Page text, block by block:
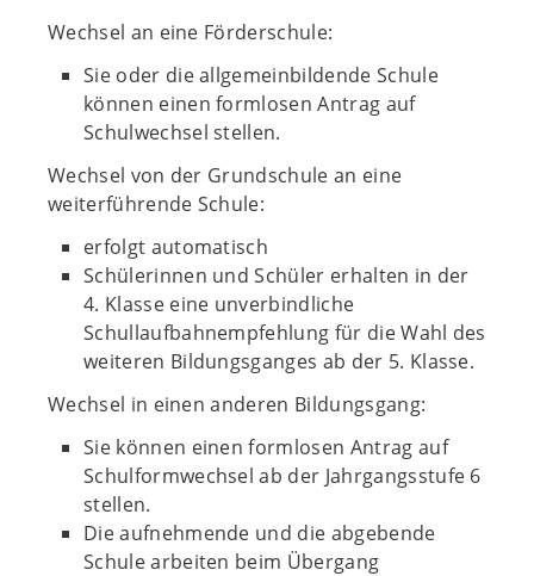
Wechsel an eine Förderschule:
Sie oder die allgemeinbildende Schule
können einen formlosen Antrag auf
Schulwechsel stellen.
Wechsel von der Grundschule an eine
weiterführende Schule:
erfolgt automatisch
Schülerinnen und Schüler erhalten in der
4. Klasse eine unverbindliche
Schullaufbahnempfehlung für die Wahl des
weiteren Bildungsganges ab der 5. Klasse.
Wechsel in einen anderen Bildungsgang:
Sie können einen formlosen Antrag auf
Schulformwechsel ab der Jahrgangsstufe 6
stellen.
Die aufnehmende und die abgebende
Schule arbeiten beim Übergang